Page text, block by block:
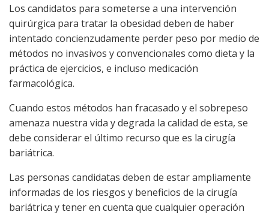
Los candidatos para someterse a una intervención
quirúrgica para tratar la obesidad deben de haber
intentado concienzudamente perder peso por medio de
métodos no invasivos y convencionales como dieta y la
práctica de ejercicios, e incluso medicación
farmacológica.
Cuando estos métodos han fracasado y el sobrepeso
amenaza nuestra vida y degrada la calidad de esta, se
debe considerar el último recurso que es la cirugía
bariátrica.
Las personas candidatas deben de estar ampliamente
informadas de los riesgos y beneficios de la cirugía
bariátrica y tener en cuenta que cualquier operación